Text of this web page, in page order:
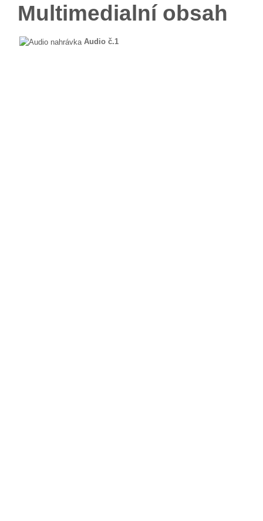
Multimedialní obsah
Audio č.1